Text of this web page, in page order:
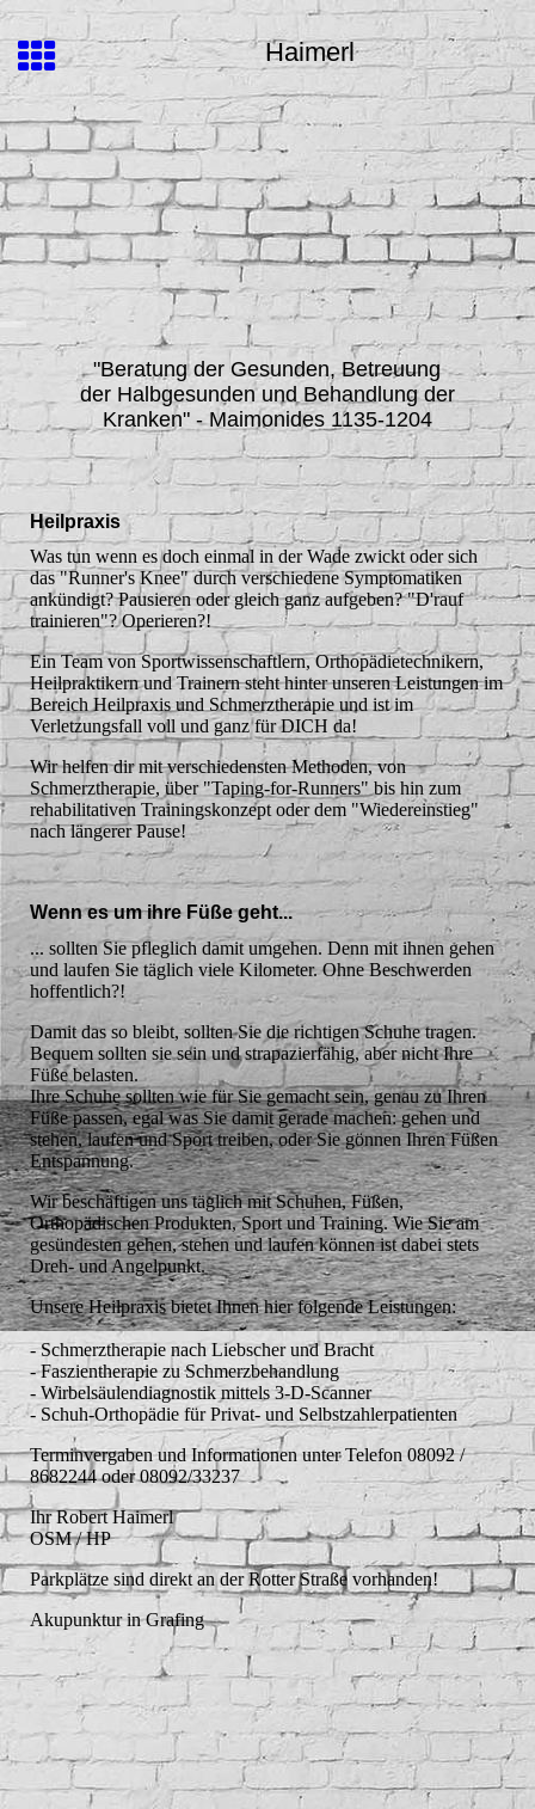
Haimerl
"Beratung der Gesunden, Betreuung
der Halbgesunden und Behandlung der
Kranken" - Maimonides 1135-1204
Heilpraxis
Was tun wenn es doch einmal in der Wade zwickt oder sich
das "Runner's Knee" durch verschiedene Symptomatiken
ankündigt? Pausieren oder gleich ganz aufgeben? "D'rauf
trainieren"? Operieren?!
Ein Team von Sportwissenschaftlern, Orthopädietechnikern,
Heilpraktikern und Trainern steht hinter unseren Leistungen im
Bereich Heilpraxis und Schmerztherapie und ist im
Verletzungsfall voll und ganz für DICH da!
Wir helfen dir mit verschiedensten Methoden, von
Schmerztherapie, über "Taping-for-Runners" bis hin zum
rehabilitativen Trainingskonzept oder dem "Wiedereinstieg"
nach längerer Pause!
Wenn es um ihre Füße geht...
... sollten Sie pfleglich damit umgehen. Denn mit ihnen gehen
und laufen Sie täglich viele Kilometer. Ohne Beschwerden
hoffentlich?!
Damit das so bleibt, sollten Sie die richtigen Schuhe tragen.
Bequem sollten sie sein und strapazierfähig, aber nicht Ihre
Füße belasten.
Ihre Schuhe sollten wie für Sie gemacht sein, genau zu Ihren
Füße passen, egal was Sie damit gerade machen: gehen und
stehen, laufen und Sport treiben, oder Sie gönnen Ihren Füßen
Entspannung.
Wir beschäftigen uns täglich mit Schuhen, Füßen,
Orthopädischen Produkten, Sport und Training. Wie Sie am
gesündesten gehen, stehen und laufen können ist dabei stets
Dreh- und Angelpunkt.
Unsere Heilpraxis bietet Ihnen hier folgende Leistungen:
- Schmerztherapie nach Liebscher und Bracht
- Faszientherapie zu Schmerzbehandlung
- Wirbelsäulendiagnostik mittels 3-D-Scanner
- Schuh-Orthopädie für Privat- und Selbstzahlerpatienten
Terminvergaben und Informationen unter Telefon 08092 /
8682244 oder 08092/33237
Ihr Robert Haimerl
OSM / HP
Parkplätze sind direkt an der Rotter Straße vorhanden!
Akupunktur in Grafing